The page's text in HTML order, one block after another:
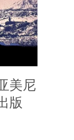
美尼
版